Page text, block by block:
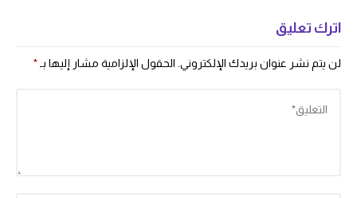
اترك تعليق
لن يتم نشر عنوان بريدك الإلكتروني. الحقول الإلزامية مشار إليها بـ *